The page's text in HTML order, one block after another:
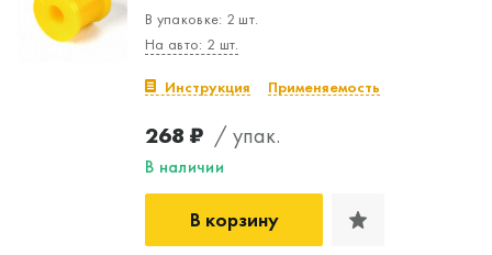
В упаковке: 2 шт.
На авто: 2 шт.
Инструкция Применяемость
268 ₽ / упак.
В наличии
В корзину